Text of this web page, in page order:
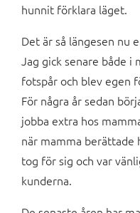
hunnit förklara läget.
Det är så längesen nu
Jag gick senare både i
fotspår och blev egen
För några år sedan
jobba extra hos
när mamma berättade
tog för sig och var
kunderna.